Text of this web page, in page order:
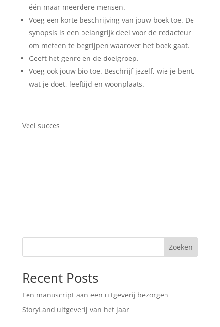
één maar meerdere mensen.
Voeg een korte beschrijving van jouw boek toe. De
synopsis is een belangrijk deel voor de redacteur
om meteen te begrijpen waarover het boek gaat.
Geeft het genre en de doelgroep.
Voeg ook jouw bio toe. Beschrijf jezelf, wie je bent,
wat je doet, leeftijd en woonplaats.
Veel succes
Zoeken
Recent Posts
Een manuscript aan een uitgeverij bezorgen
StoryLand uitgeverij van het jaar